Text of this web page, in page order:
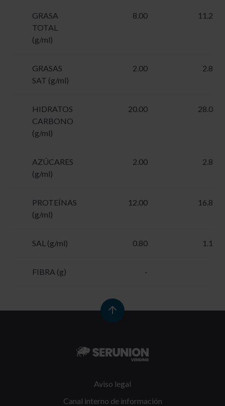
GRASA
TOTAL
(g/ml)
8.00 11.20
GRASAS
SAT (g/ml)
2.00 2.80
HIDRATOS
CARBONO
(g/ml)
20.00 28.00
AZÚCARES
(g/ml)
2.00 2.80
PROTEÍNAS
(g/ml)
12.00 16.80
SAL (g/ml) 0.80 1.12
FIBRA (g) -
Aviso legal
Canal interno de información